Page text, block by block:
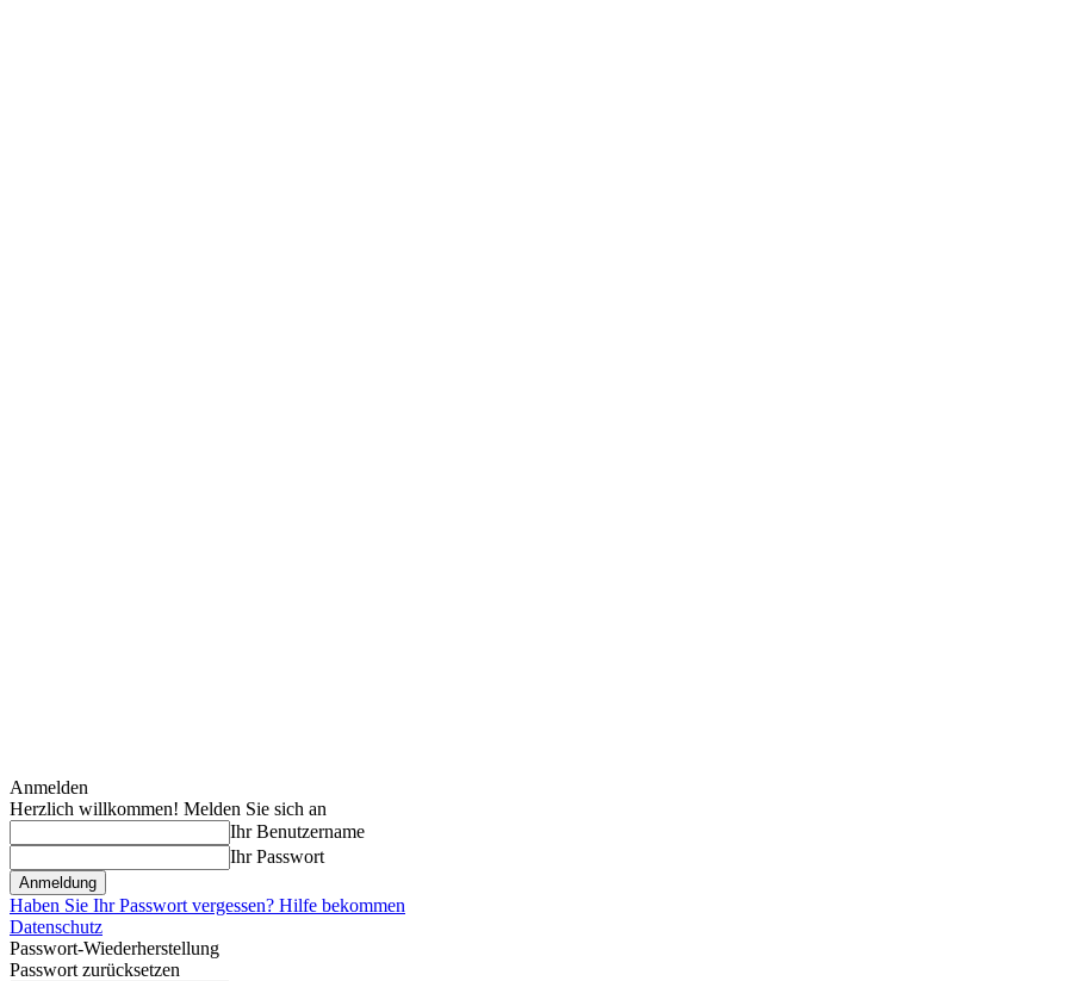
Anmelden
Herzlich willkommen! Melden Sie sich an
Ihr Benutzername
Ihr Passwort
Haben Sie Ihr Passwort vergessen? Hilfe bekommen
Datenschutz
Passwort-Wiederherstellung
Passwort zurücksetzen